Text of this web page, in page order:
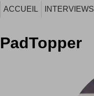
ACCUEIL INTERVIEWS
PadTopper